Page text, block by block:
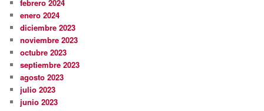
febrero 2024
enero 2024
diciembre 2023
noviembre 2023
octubre 2023
septiembre 2023
agosto 2023
julio 2023
junio 2023